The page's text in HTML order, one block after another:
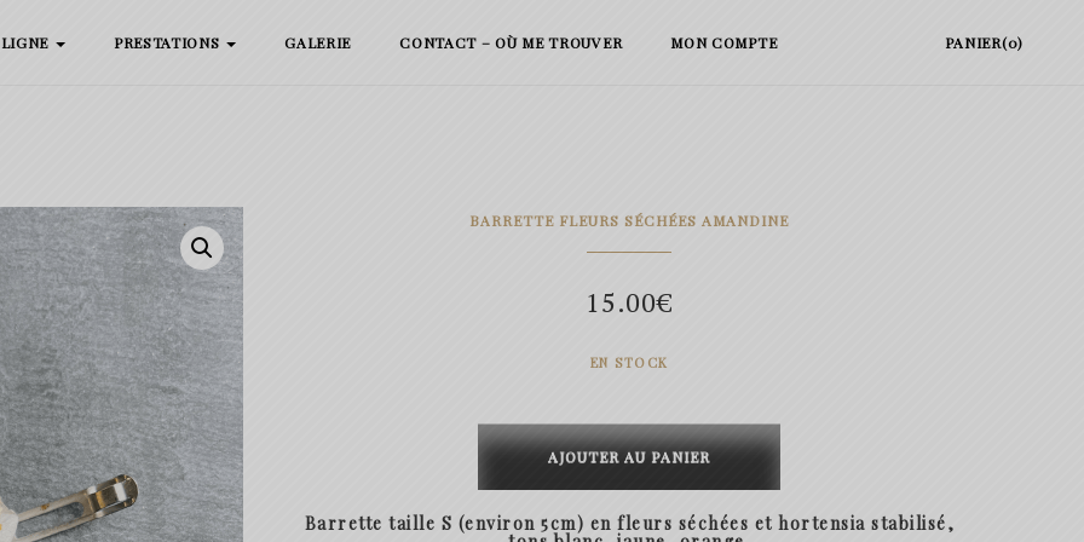
PRESTATIONS GALERIE CONTACT – OÙ ME TROUVER MON COMPTE PANIER(0)
BARRETTE FLEURS SÉCHÉES AMANDINE
15.00€
EN STOCK
de
Barrette
Amandine
AJOUTER AU PANIER
Barrette taille S (environ 5cm) en fleurs séchées et hortensia stabilisé,